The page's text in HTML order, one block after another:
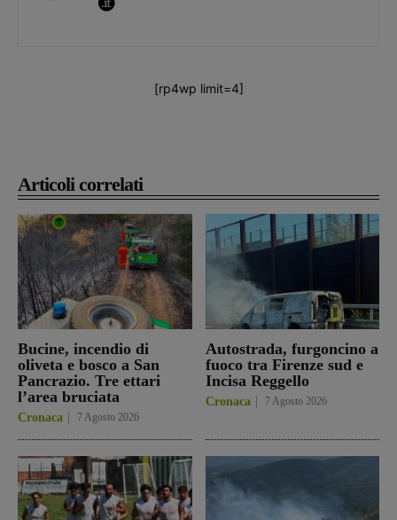
Articoli correlati
Bucine, incendio di
oliveta e bosco a San
Pancrazio. Tre ettari
l’area bruciata
Cronaca 7 Agosto 2026
Autostrada, furgoncino a
fuoco tra Firenze sud e
Incisa Reggello
Cronaca 7 Agosto 2026
[rp4wp limit=4]